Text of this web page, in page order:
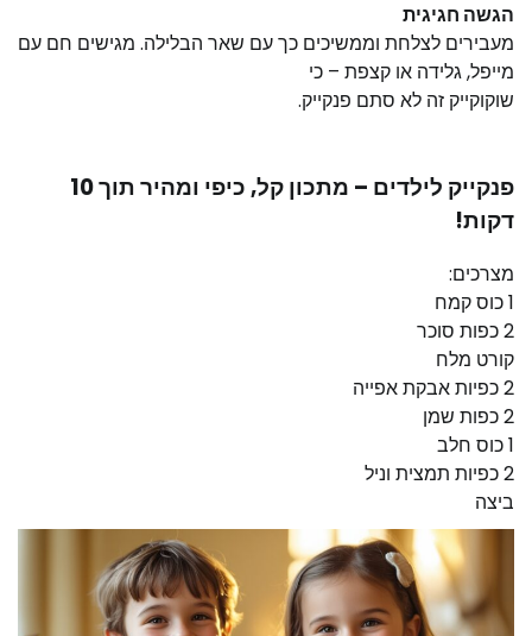
הגשה חגיגית
מעבירים לצלחת וממשיכים כך עם שאר הבלילה. מגישים חם עם
מייפל, גלידה או קצפת – כי
שוקוקייק זה לא סתם פנקייק.
פנקייק לילדים – מתכון קל, כיפי ומהיר תוך 10
דקות!
מצרכים:
1 כוס קמח
2 כפות סוכר
קורט מלח
2 כפיות אבקת אפייה
2 כפות שמן
1 כוס חלב
2 כפיות תמצית וניל
ביצה